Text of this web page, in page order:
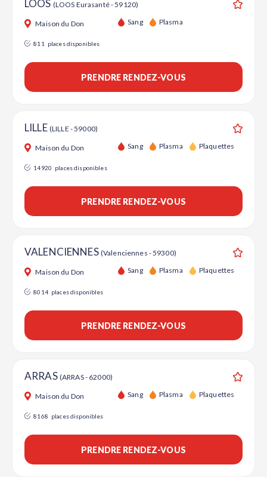
LOOS (LOOS Eurasanté - 59120)
Maison du Don Sang Plasma
811 places disponibles
PRENDRE RENDEZ-VOUS
LILLE (LILLE - 59000)
Maison du Don Sang Plasma Plaquettes
14920 places disponibles
PRENDRE RENDEZ-VOUS
VALENCIENNES (Valenciennes - 59300)
Maison du Don Sang Plasma Plaquettes
8014 places disponibles
PRENDRE RENDEZ-VOUS
ARRAS (ARRAS - 62000)
Maison du Don Sang Plasma Plaquettes
8168 places disponibles
PRENDRE RENDEZ-VOUS